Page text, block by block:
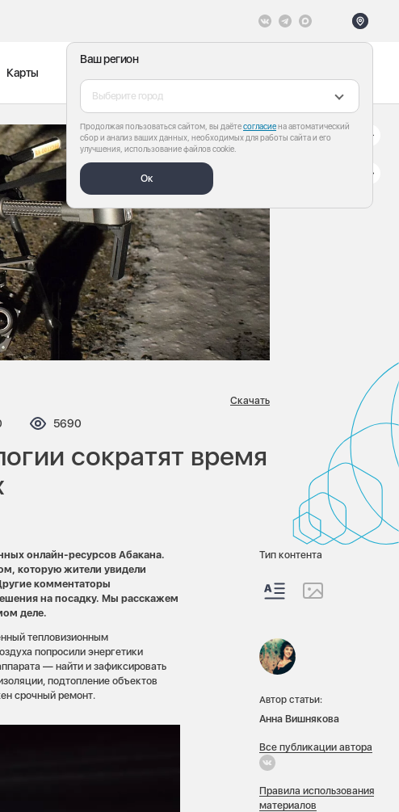
Ваш регион
Выберите город
Продолжая пользоваться сайтом, вы даётесогласиена автоматический
сбор и анализ ваших данных, необходимых для работы сайта и его
улучшения, использование файлов cookie.
Ок
Карты
Просмотров:
5690
Скачать
сократят время
онлайн-ресурсов Абакана.
которую жители увидели
комментаторы
на посадку. Мы расскажем
деле.
тепловизионным
попросили энергетики
— найти и зафиксировать
подтопление объектов
срочный ремонт.
Тип контента
Автор статьи:
Анна Вишнякова
Все публикации автора
Правила использования
материалов